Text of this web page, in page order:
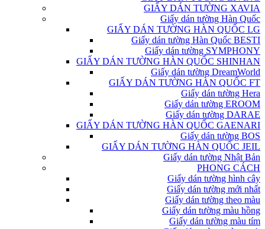
GIẤY DÁN TƯỜNG XAVIA
Giấy dán tường Hàn Quốc
GIẤY DÁN TƯỜNG HÀN QUỐC LG
Giấy dán tường Hàn Quốc BESTI
Giấy dán tường SYMPHONY
GIẤY DÁN TƯỜNG HÀN QUỐC SHINHAN
Giấy dán tường DreamWorld
GIẤY DÁN TƯỜNG HÀN QUỐC FT
Giấy dán tường Hera
Giấy dán tường EROOM
Giấy dán tường DARAE
GIẤY DÁN TƯỜNG HÀN QUỐC GAENARI
Giấy dán tường BOS
GIẤY DÁN TƯỜNG HÀN QUỐC JEIL
Giấy dán tường Nhật Bản
PHONG CÁCH
Giấy dán tường hình cây
Giấy dán tường mới nhất
Giấy dán tường theo màu
Giấy dán tường màu hồng
Giấy dán tường màu tím